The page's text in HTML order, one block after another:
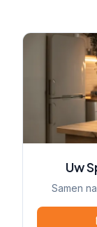
Uw
Samen